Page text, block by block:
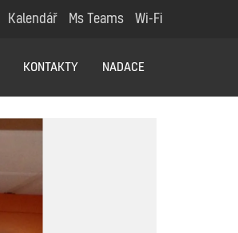
Kalendář Ms Teams Wi-Fi
KONTAKTY NADACE